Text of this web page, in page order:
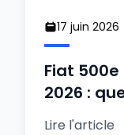
17 juin 2026
Fiat 500e
2026 :
Lire l'article